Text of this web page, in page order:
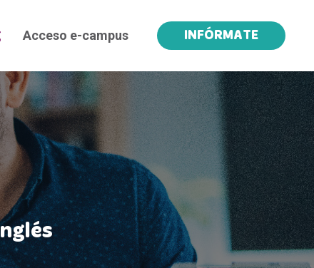
Acceso e-campus INFÓRMATE